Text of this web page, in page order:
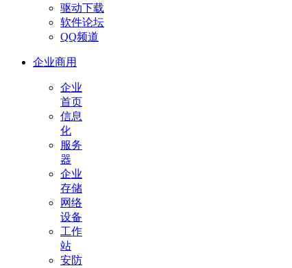
驱动下载
软件论坛
QQ频道
企业商用
企业
首页
信息
化
服务
器
企业
存储
网络
设备
工作
站
安防